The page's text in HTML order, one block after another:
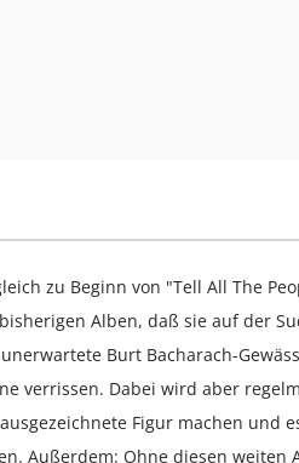
zu Beginn von "Tell All The
Alben, daß sie auf der
Burt Bacharach-
verrissen. Dabei wird aber
Figur machen und
Außerdem: Ohne diesen weiten